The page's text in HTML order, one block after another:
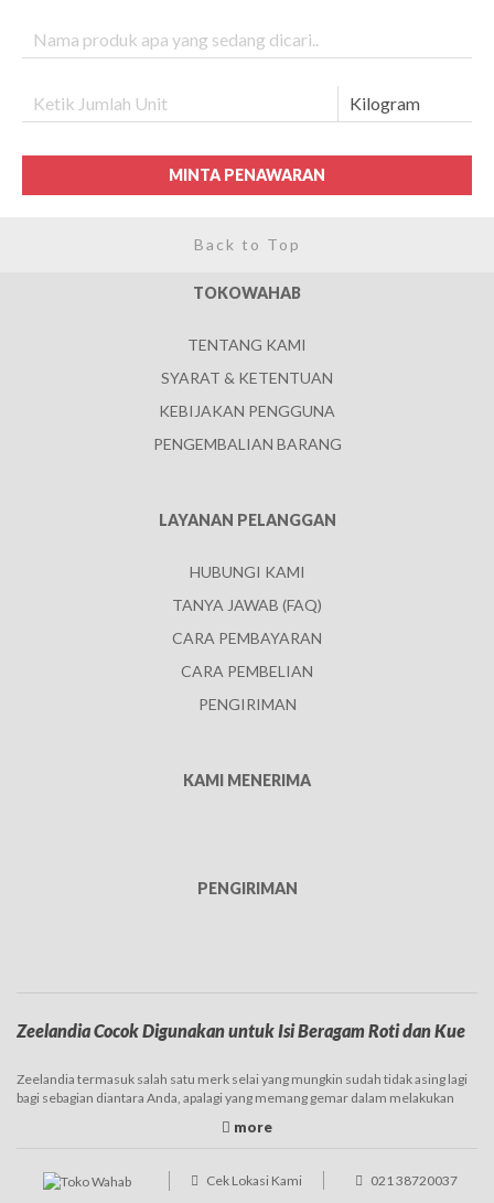
MINTA PENAWARAN
Back to Top
TOKOWAHAB
TENTANG KAMI
SYARAT & KETENTUAN
KEBIJAKAN PENGGUNA
PENGEMBALIAN BARANG
LAYANAN PELANGGAN
HUBUNGI KAMI
TANYA JAWAB (FAQ)
CARA PEMBAYARAN
CARA PEMBELIAN
PENGIRIMAN
KAMI MENERIMA
PENGIRIMAN
Zeelandia Cocok Digunakan untuk Isi Beragam Roti dan Kue
Zeelandia termasuk salah satu merk selai yang mungkin sudah tidak asing lagi
bagi sebagian diantara Anda, apalagi yang memang gemar dalam melakukan
digunakan. Produk Zeelandia ini sendiri varian atau jenisnya tergolong cukup
Zeelandia hadir di pasaran dalam ukuran yang beragam, diantaranya adalah
kiloan, namun juga ada repack dalam ukuran lebih kecil atau dijual curah.
Cek Lokasi Kami 021 38720037